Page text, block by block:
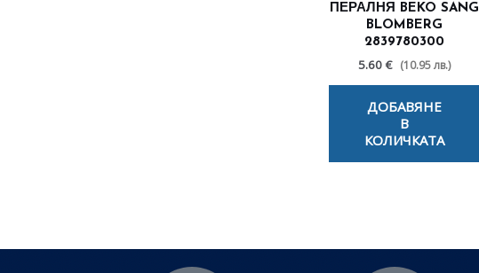
ПЕРАЛНЯ BEKO SANG
BLOMBERG
2839780300
5.60 € (10.95 лв.)
ДОБАВЯНЕ
В
КОЛИЧКАТА